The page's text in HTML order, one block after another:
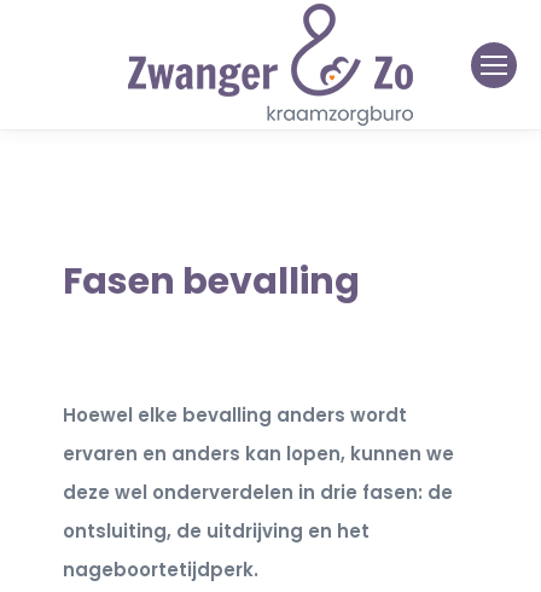
Fasen bevalling
Hoewel elke bevalling anders wordt
ervaren en anders kan lopen, kunnen we
deze wel onderverdelen in drie fasen: de
ontsluiting, de uitdrijving en het
nageboortetijdperk.